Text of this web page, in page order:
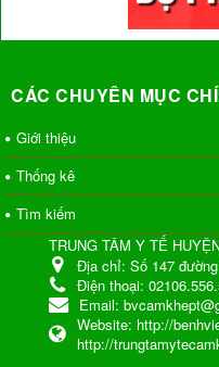
CÁC CHUYÊN MỤC
Giới thiệu
Thống kê
Tìm kiếm
TRUNG TÂM Y TẾ
Địa chỉ: Số 147
Điện thoại:
Email:
Website: http://
http://